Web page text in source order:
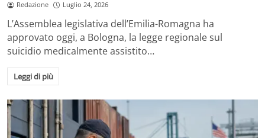
Redazione Luglio 24, 2026
L’Assemblea legislativa dell’Emilia-Romagna ha
approvato oggi, a Bologna, la legge regionale sul
suicidio medicalmente assistito…
Leggi di più